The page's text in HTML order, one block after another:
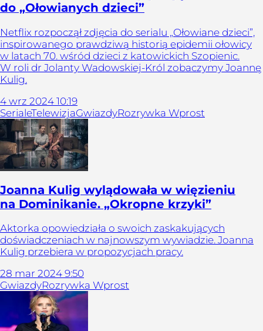
do „Ołowianych dzieci”
Netflix rozpoczął zdjęcia do serialu „Ołowiane dzieci”,
inspirowanego prawdziwą historią epidemii ołowicy
w latach 70. wśród dzieci z katowickich Szopienic.
W roli dr Jolanty Wadowskiej-Król zobaczymy Joannę
Kulig.
4 wrz 2024 10:19
SerialeTelewizjaGwiazdyRozrywka Wprost
Joanna Kulig wylądowała w więzieniu
na Dominikanie. „Okropne krzyki”
Aktorka opowiedziała o swoich zaskakujących
doświadczeniach w najnowszym wywiadzie. Joanna
Kulig przebiera w propozycjach pracy.
28 mar 2024 9:50
GwiazdyRozrywka Wprost